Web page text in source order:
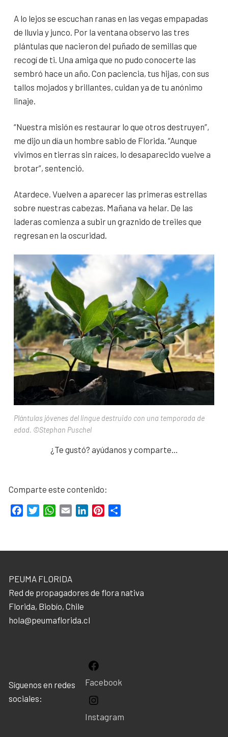
A lo lejos se escuchan ranas en las vegas empapadas
de lluvia y junco. Por la ventana observo las tres
plántulas que nacieron del puñado de semillas que
recogí de ti. Una amiga que no pudo conocerte las
sembró hace un año. Con paciencia, tus hijas, con sus
tallos mojados y brillantes, cuidan ya de tu anónimo
linaje.
“Nuestra misión es restaurar lo que otros destruyen”,
me dijo un día un hombre sabio de Florida. “Aunque
vivimos en tierras sin raíces, lo desaparecido vuelve a
brotar”, sentenció.
Atardece. Vuelven a aparecer las primeras estrellas
sobre nuestras cabezas. Mañana va helar. De las
laderas comienza a subir un graznido de treiles que
regresan en la oscuridad.
Plántulas jóvenes del lingue destruido con una temporada de
edad. ©Stephan Puschel
¿Te gustó? ayúdanos y comparte…
Comparte este contenido:
FacebookTwitterWhatsApp
Email LinkedInPinterest
PEUMA FLORIDA
Red de propagadores de flora nativa
Florida, Biobío, Chile
hola@peumaflorida.cl
Síguenos en redes
sociales:
Facebook
Instagram